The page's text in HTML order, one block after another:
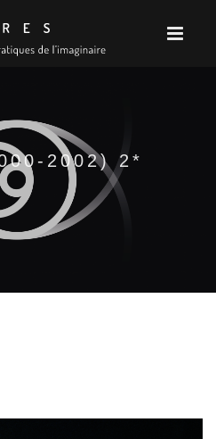
2002) 2*